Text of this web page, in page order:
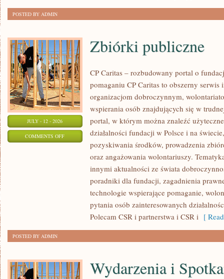
POSTED BY ADMIN
JULY - 12 - 2026
COMMENTS OFFON
PUBLICZNE
Zbiórki publiczne
CP Caritas – rozbudowany portal o
pomaganiu CP Caritas to obszerny
organizacjom dobroczynnym,
wspierania osób znajdujących się w
portal, w którym można znaleźć
działalności fundacji w Polsce i na
pozyskiwania środków, prowadzenia
oraz angażowania wolontariuszy.
innymi aktualności ze świata
poradniki dla fundacji, zagadnienia
technologie wspierające pomaganie,
pytania osób zainteresowanych
Polecam CSR i partnerstwa i CSR i [
POSTED BY ADMIN
Wydarzenia i